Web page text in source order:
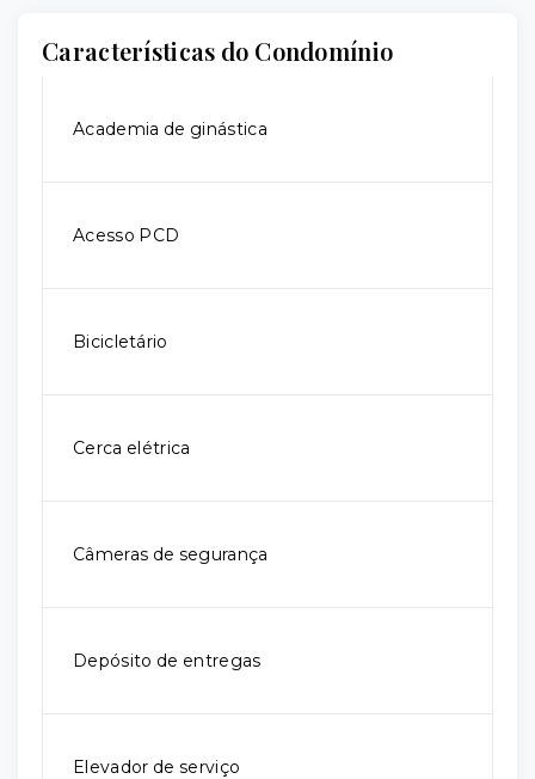
Características do Condomínio
Academia de ginástica
Acesso PCD
Bicicletário
Cerca elétrica
Câmeras de segurança
Depósito de entregas
Elevador de serviço